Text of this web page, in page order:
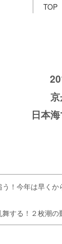
TOP
日本
！今年は早く
する！２枚潮